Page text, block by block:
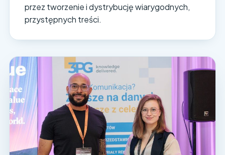
przez tworzenie i dystrybucję wiarygodnych,
przystępnych treści.